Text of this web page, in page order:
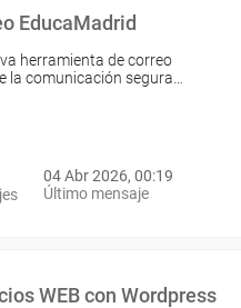
EducaMadrid
herramienta de correo
la comunicación segura…
04 Abr 2026, 00:19
Último mensaje
WEB con Wordpress